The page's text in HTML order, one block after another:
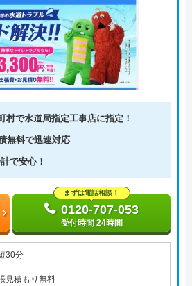
村で水道局指定工事店に指定！
無料で迅速対応
で安心！
まずは電話相談！
0120-707-053
受付時間 24時間
30分
見積もり無料